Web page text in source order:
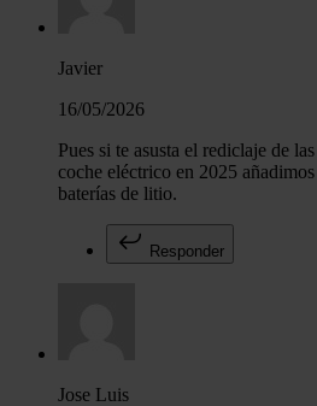
Javier
16/05/2026
Pues si te asusta el rediclaje de
coche eléctrico en 2025
baterías de litio.
Responder
Jose Luis